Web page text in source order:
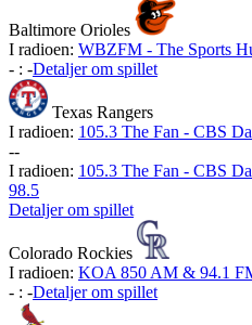
Baltimore Orioles
I radioen: WBZFM - The Sports
- : -Detaljer om spillet
Texas Rangers
I radioen: 105.3 The Fan - CBS
--
I radioen: 105.3 The Fan - CBS
98.5
Detaljer om spillet
Colorado Rockies
I radioen: KOA 850 AM & 94.1
- : -Detaljer om spillet